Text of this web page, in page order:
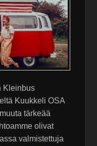
Kleinbus
Kuukkeli OSA
tärkeää
olivat
valmistettuja